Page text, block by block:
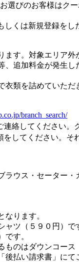
選びのお客様はク
くは新規登録をし
ます。対象エリア
、追加料金が発生
衣類を詰めていた
branch_search/
絡してください。
してください。そ
ラウス・セーター
なります。
ャツ（５９０円）で
です。
ものはダウンコー
後払い請求書」に